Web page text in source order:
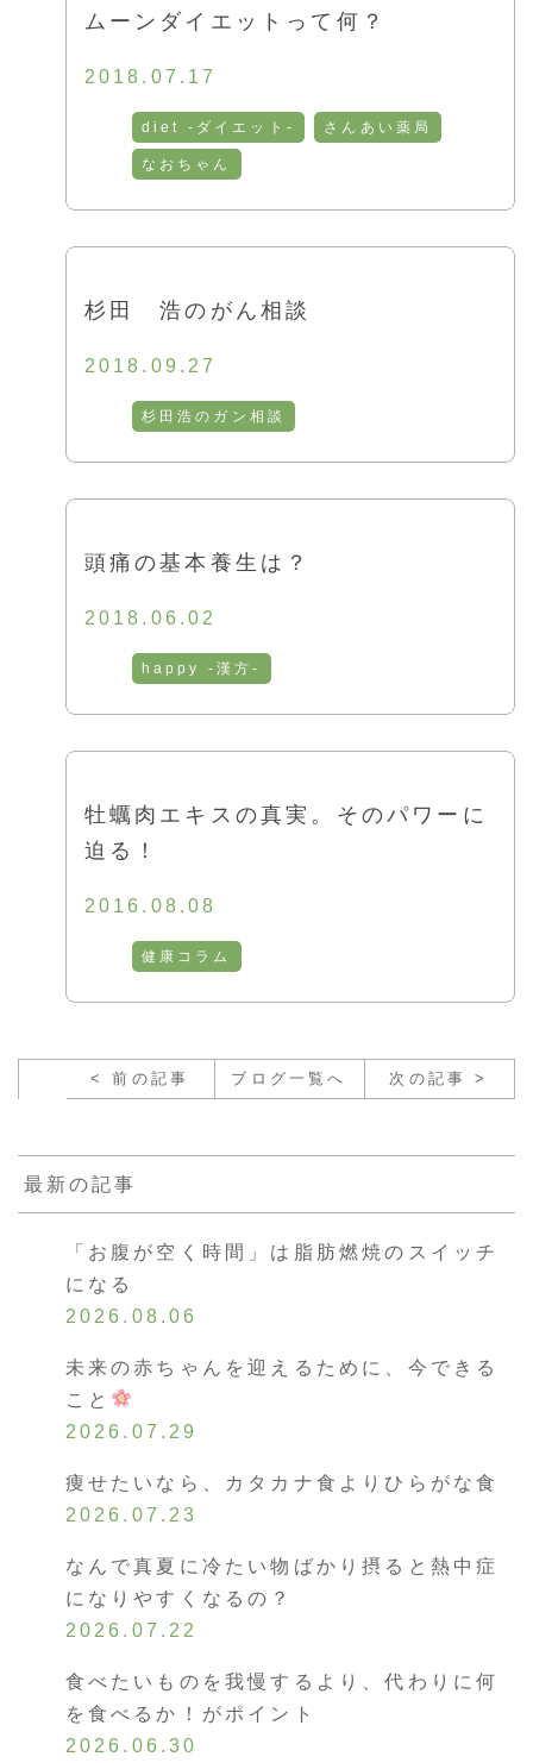
ムーンダイエットって何？
2018.07.17
diet -ダイエット- さんあい薬局
なおちゃん
杉田 浩のがん相談
2018.09.27
杉田浩のガン相談
頭痛の基本養生は？
2018.06.02
happy -漢方-
牡蠣肉エキスの真実。そのパワーに
迫る！
2016.08.08
健康コラム
< 前の記事 ブログ一覧へ 次の記事 >
最新の記事
「お腹が空く時間」は脂肪燃焼のスイッチ
になる
2026.08.06
未来の赤ちゃんを迎えるために、今できる
こと
2026.07.29
痩せたいなら、カタカナ食よりひらがな食
2026.07.23
なんで真夏に冷たい物ばかり摂ると熱中症
になりやすくなるの？
2026.07.22
食べたいものを我慢するより、代わりに何
を食べるか！がポイント
2026.06.30